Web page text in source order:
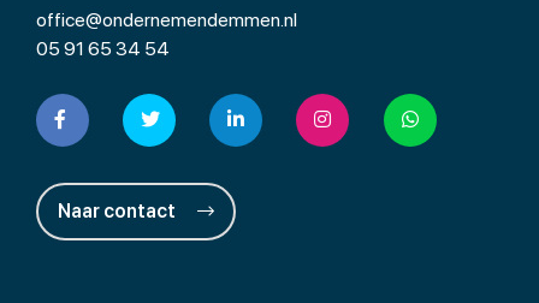
office@ondernemendemmen.nl
05 91 65 34 54
Naar contact